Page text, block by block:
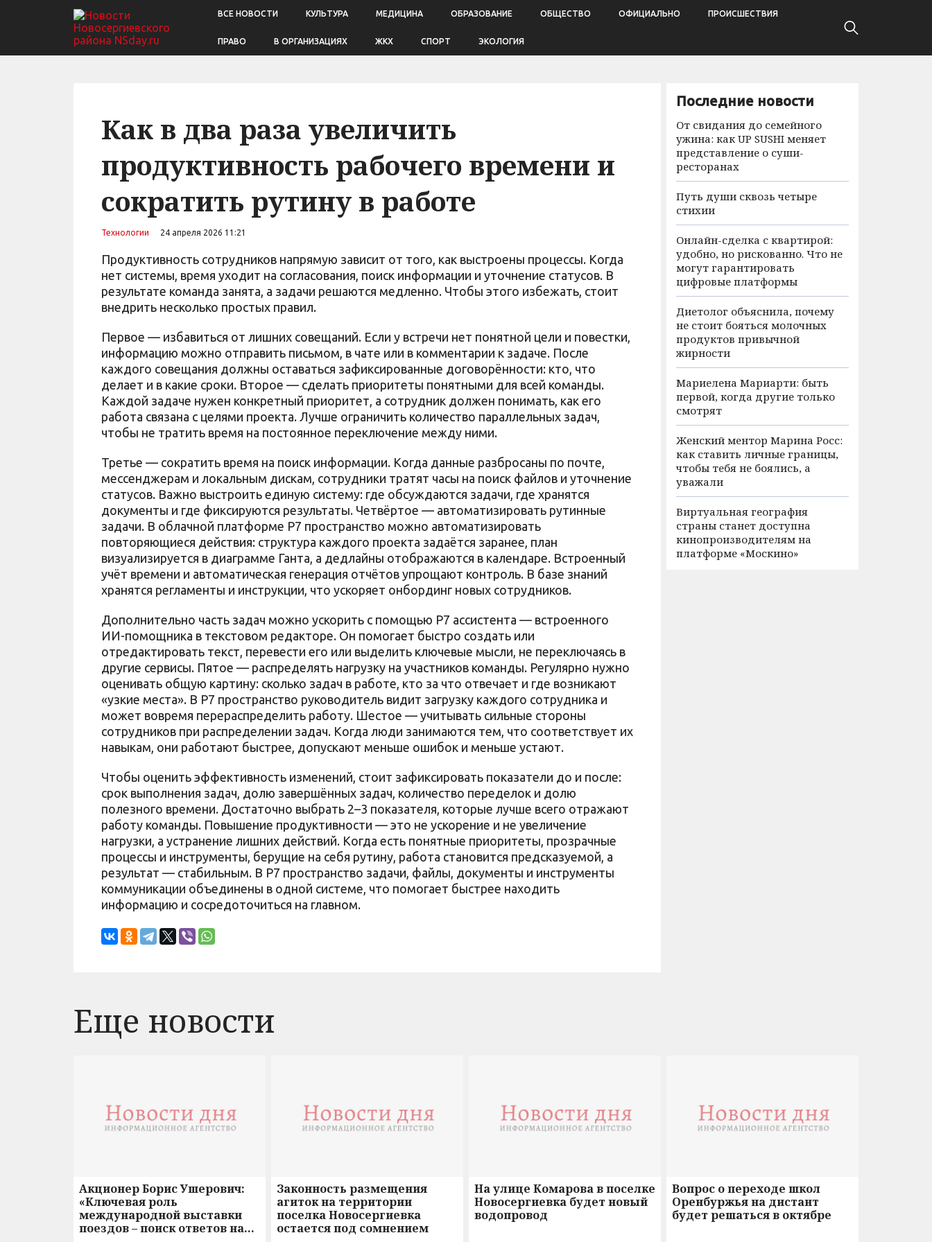
ВСЕ НОВОСТИ КУЛЬТУРА МЕДИЦИНА ОБРАЗОВАНИЕ ОБЩЕСТВО ОФИЦИАЛЬНО ПРОИСШЕСТВИЯ
ПРАВО В ОРГАНИЗАЦИЯХ ЖКХ СПОРТ ЭКОЛОГИЯ
Как в два раза увеличить
продуктивность рабочего времени и
сократить рутину в работе
Технологии 24 апреля 2026 11:21
Продуктивность сотрудников напрямую зависит от того, как выстроены процессы. Когда
нет системы, время уходит на согласования, поиск информации и уточнение статусов. В
результате команда занята, а задачи решаются медленно. Чтобы этого избежать, стоит
внедрить несколько простых правил.
Первое — избавиться от лишних совещаний. Если у встречи нет понятной цели и повестки,
информацию можно отправить письмом, в чате или в комментарии к задаче. После
каждого совещания должны оставаться зафиксированные договорённости: кто, что
делает и в какие сроки. Второе — сделать приоритеты понятными для всей команды.
Каждой задаче нужен конкретный приоритет, а сотрудник должен понимать, как его
работа связана с целями проекта. Лучше ограничить количество параллельных задач,
чтобы не тратить время на постоянное переключение между ними.
Третье — сократить время на поиск информации. Когда данные разбросаны по почте,
мессенджерам и локальным дискам, сотрудники тратят часы на поиск файлов и уточнение
статусов. Важно выстроить единую систему: где обсуждаются задачи, где хранятся
документы и где фиксируются результаты. Четвёртое — автоматизировать рутинные
задачи. В облачной платформе Р7 пространство можно автоматизировать
повторяющиеся действия: структура каждого проекта задаётся заранее, план
визуализируется в диаграмме Ганта, а дедлайны отображаются в календаре. Встроенный
учёт времени и автоматическая генерация отчётов упрощают контроль. В базе знаний
хранятся регламенты и инструкции, что ускоряет онбординг новых сотрудников.
Дополнительно часть задач можно ускорить с помощью Р7 ассистента — встроенного
ИИ-помощника в текстовом редакторе. Он помогает быстро создать или
отредактировать текст, перевести его или выделить ключевые мысли, не переключаясь в
другие сервисы. Пятое — распределять нагрузку на участников команды. Регулярно нужно
оценивать общую картину: сколько задач в работе, кто за что отвечает и где возникают
«узкие места». В Р7 пространство руководитель видит загрузку каждого сотрудника и
может вовремя перераспределить работу. Шестое — учитывать сильные стороны
сотрудников при распределении задач. Когда люди занимаются тем, что соответствует их
навыкам, они работают быстрее, допускают меньше ошибок и меньше устают.
Чтобы оценить эффективность изменений, стоит зафиксировать показатели до и после:
срок выполнения задач, долю завершённых задач, количество переделок и долю
полезного времени. Достаточно выбрать 2–3 показателя, которые лучше всего отражают
работу команды. Повышение продуктивности — это не ускорение и не увеличение
нагрузки, а устранение лишних действий. Когда есть понятные приоритеты, прозрачные
процессы и инструменты, берущие на себя рутину, работа становится предсказуемой, а
результат — стабильным. В Р7 пространство задачи, файлы, документы и инструменты
коммуникации объединены в одной системе, что помогает быстрее находить
информацию и сосредоточиться на главном.
Последние новости
От свидания до семейного
ужина: как UP SUSHI меняет
представление о суши-
ресторанах
Путь души сквозь четыре
стихии
Онлайн-сделка с квартирой:
удобно, но рискованно. Что не
могут гарантировать
цифровые платформы
Диетолог объяснила, почему
не стоит бояться молочных
продуктов привычной
жирности
Мариелена Мариарти: быть
первой, когда другие только
смотрят
Женский ментор Марина Росс:
как ставить личные границы,
чтобы тебя не боялись, а
уважали
Виртуальная география
страны станет доступна
кинопроизводителям на
платформе «Москино»
Еще новости
Акционер Борис Ушерович:
«Ключевая роль
международной выставки
поездов – поиск ответов на
Законность размещения
агиток на территории
поселка Новосергиевка
остается под сомнением
На улице Комарова в поселке
Новосергиевка будет новый
водопровод
Вопрос о переходе школ
Оренбуржья на дистант
будет решаться в октябре